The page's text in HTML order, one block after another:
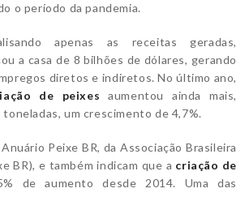
o período da pandemia.
apenas as receitas geradas,
a casa de 8 bilhões de dólares, gerando
diretos e indiretos. No último ano,
de peixes aumentou ainda mais,
um crescimento de 4,7%.
Peixe BR, da Associação Brasileira
BR), e também indicam que a criação de
de aumento desde 2014. Uma das